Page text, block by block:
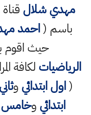
مهدي شلال
باسم (احمد
حيث اقوم
الرياضيات لكافة
(اول ابتدائي و
ابتدائي وخامس